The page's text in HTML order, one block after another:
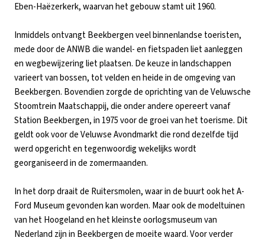
Eben-Haëzerkerk, waarvan het gebouw stamt uit 1960.
Inmiddels ontvangt Beekbergen veel binnenlandse toeristen,
mede door de ANWB die wandel- en fietspaden liet aanleggen
en wegbewijzering liet plaatsen. De keuze in landschappen
varieert van bossen, tot velden en heide in de omgeving van
Beekbergen. Bovendien zorgde de oprichting van de Veluwsche
Stoomtrein Maatschappij, die onder andere opereert vanaf
Station Beekbergen, in 1975 voor de groei van het toerisme. Dit
geldt ook voor de Veluwse Avondmarkt die rond dezelfde tijd
werd opgericht en tegenwoordig wekelijks wordt
georganiseerd in de zomermaanden.
In het dorp draait de Ruitersmolen, waar in de buurt ook het A-
Ford Museum gevonden kan worden. Maar ook de modeltuinen
van het Hoogeland en het kleinste oorlogsmuseum van
Nederland zijn in Beekbergen de moeite waard. Voor verder